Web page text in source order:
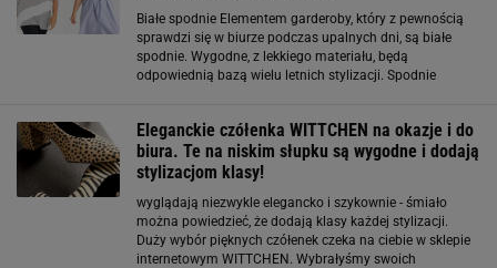
Białe spodnie Elementem garderoby, który z pewnością
sprawdzi się w biurze podczas upalnych dni, są białe
spodnie. Wygodne, z lekkiego materiału, będą
odpowiednią bazą wielu letnich stylizacji. Spodnie
Eleganckie czółenka WITTCHEN na okazje i do
biura. Te na niskim słupku są wygodne i dodają
stylizacjom klasy!
wyglądają niezwykle elegancko i szykownie - śmiało
można powiedzieć, że dodają klasy każdej stylizacji.
Duży wybór pięknych czółenek czeka na ciebie w sklepie
internetowym WITTCHEN. Wybrałyśmy swoich